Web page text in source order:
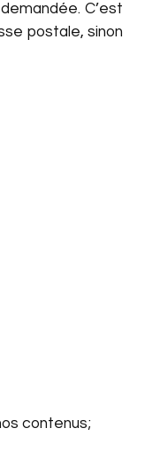
C’est
postale, sinon
contenus;